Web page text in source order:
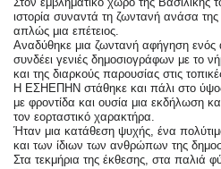
ιστορία συναντά τη ζωντανή ανάσα
απλώς μια επέτειος.
Αναδύθηκε μια ζωντανή αφήγηση
συνδέει γενιές δημοσιογράφων με το
και της διαρκούς παρουσίας στις
Η ΕΣΗΕΠΗΝ στάθηκε και πάλι στο
με φροντίδα και ουσία μια εκδήλωση
τον εορταστικό χαρακτήρα.
Ήταν μια κατάθεση ψυχής, ένα
και των ίδιων των ανθρώπων της
Στα τεκμήρια της έκθεσης, στα παλιά